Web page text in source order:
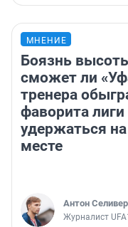
МНЕНИЕ
Боязнь
сможет ли
тренера
фаворита лиги
удержаться
месте
Антон
Журналист